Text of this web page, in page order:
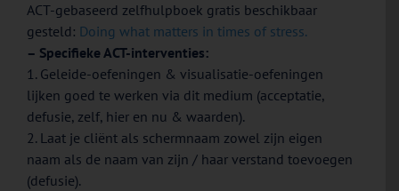
ACT-gebaseerd zelfhulpboek gratis beschikbaar
gesteld: Doing what matters in times of stress.
– Specifieke ACT-interventies:
1. Geleide-oefeningen & visualisatie-oefeningen
lijken goed te werken via dit medium (acceptatie,
defusie, zelf, hier en nu & waarden).
2. Laat je cliënt als schermnaam zowel zijn eigen
naam als de naam van zijn / haar verstand toevoegen
(defusie).